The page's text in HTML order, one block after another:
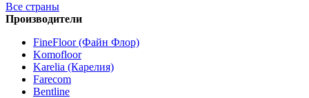
Все страны
Производители
FineFloor (Файн Флор)
Komofloor
Karelia (Карелия)
Farecom
Bentline